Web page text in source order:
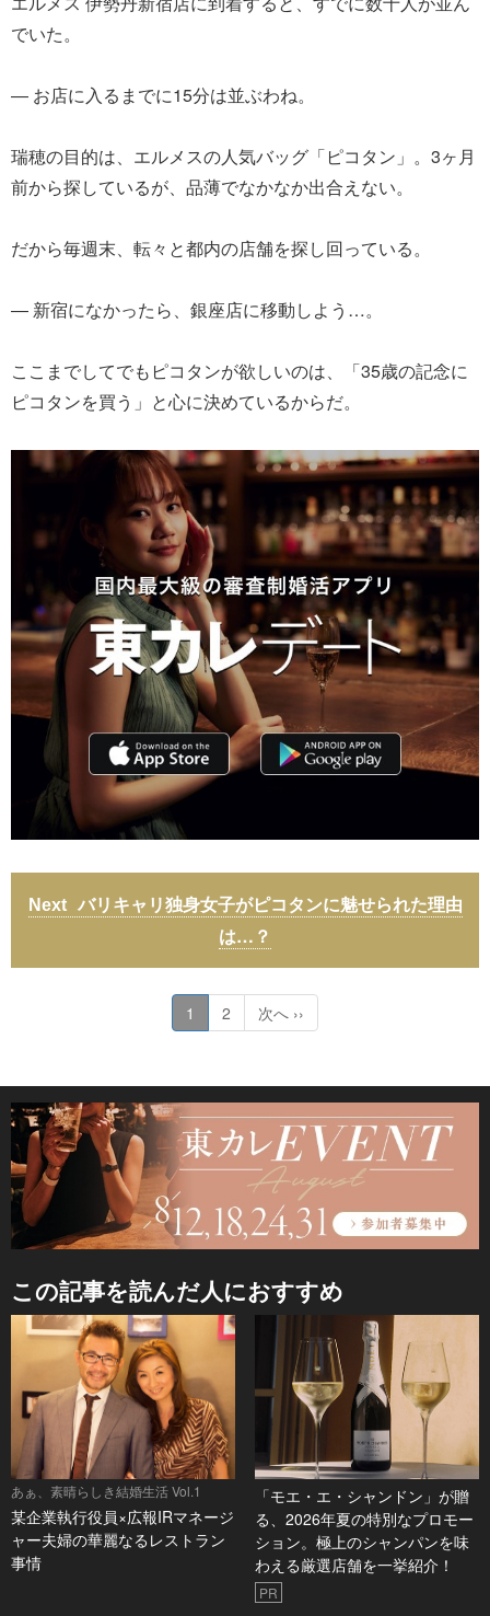
でいた。
― お店に入るまでに15分は並ぶわね。
瑞穂の目的は、エルメスの人気バッグ「ピコタン」。3ヶ月
前から探しているが、品薄でなかなか出合えない。
だから毎週末、転々と都内の店舗を探し回っている。
― 新宿になかったら、銀座店に移動しよう…。
ここまでしてでもピコタンが欲しいのは、「35歳の記念に
ピコタンを買う」と心に決めているからだ。
バリキャリ独身女子がピコタンに魅せられた理由
は…？
1 2 次へ ››
この記事を読んだ人におすすめ
あぁ、素晴らしき結婚生活 Vol.1
某企業執行役員×広報IRマネージ
ャー夫婦の華麗なるレストラン
事情
「モエ・エ・シャンドン」が贈
る、2026年夏の特別なプロモー
ション。極上のシャンパンを味
わえる厳選店舗を一挙紹介！
PR